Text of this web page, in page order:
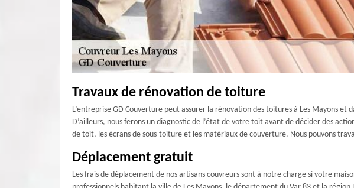
Travaux de rénovation de toiture
L’entreprise GD Couverture peut assurer la rénovation des toitures à Les Mayons
D’ailleurs, nous ferons un diagnostic de l’état de votre toit avant de décider des
de toit, les écrans de sous-toiture et les matériaux de couverture. Nous pouvons
Déplacement gratuit
Les frais de déplacement de nos artisans couvreurs sont à notre charge si votre